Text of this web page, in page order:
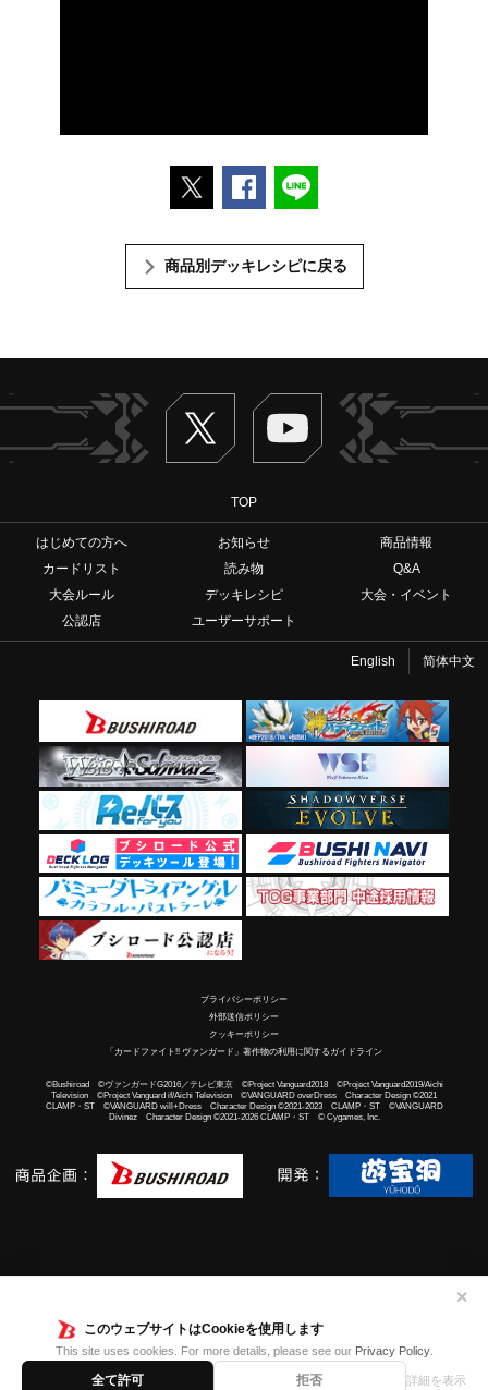
このウェブサイトはCookieを使用します
This site uses cookies. For more details, please see our Privacy Policy.
全て許可 拒否 詳細を表示
✕
ポストするFacebookでシェアする
商品別デッキレシピに戻る
Twitter ヴァンガードch
TOP
はじめての方へ お知らせ
商品情報
カードリスト
読み物
Q&A
大会ルール
デッキレシピ
大会・イベント
公認店
ユーザーサポート
English 简体中文
プライバシーポリシー
外部送信ポリシー
クッキーポリシー
「カードファイト!! ヴァンガード」著作物の利用に関するガイドライン
©Bushiroad ©ヴァンガードG2016／テレビ東京 ©Project Vanguard2018 ©Project Vanguard2019/Aichi
Television ©Project Vanguard if/Aichi Television ©VANGUARD overDress Character Design ©2021
CLAMP・ST ©VANGUARD will+Dress Character Design ©2021-2023 CLAMP・ST ©VANGUARD
Divinez Character Design ©2021-2026 CLAMP・ST © Cygames, Inc.